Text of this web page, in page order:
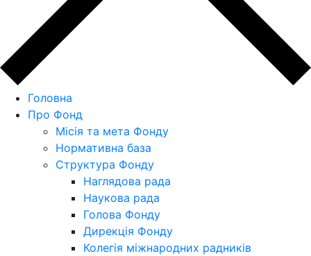
Головна
Про Фонд
Місія та мета Фонду
Нормативна база
Структура Фонду
Наглядова рада
Наукова рада
Голова Фонду
Дирекція Фонду
Колегія міжнародних радників